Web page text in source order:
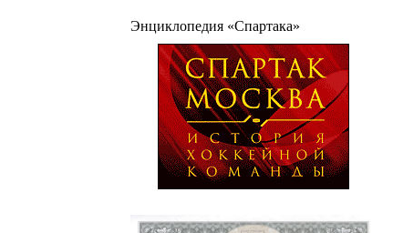
Энциклопедия «Спартака»